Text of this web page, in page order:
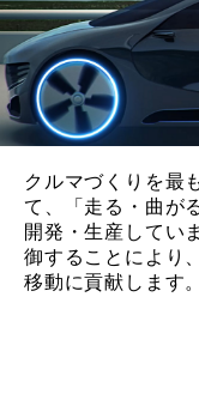
クルマづくりを最
て、「走る・曲が
開発・生産してい
御することにより
移動に貢献します。